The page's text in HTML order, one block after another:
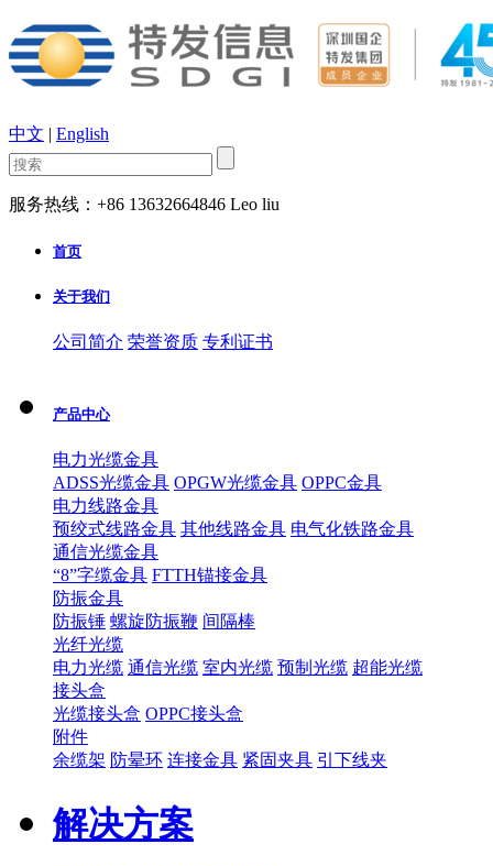
中文 | English
服务热线：+86 13632664846 Leo liu
首页
关于我们
公司简介 荣誉资质 专利证书
产品中心
电力光缆金具
ADSS光缆金具 OPGW光缆金具 OPPC金具
电力线路金具
预绞式线路金具 其他线路金具 电气化铁路金具
通信光缆金具
“8”字缆金具 FTTH锚接金具
防振金具
防振锤 螺旋防振鞭 间隔棒
光纤光缆
电力光缆 通信光缆 室内光缆 预制光缆 超能光缆
接头盒
光缆接头盒 OPPC接头盒
附件
余缆架 防晕环 连接金具 紧固夹具 引下线夹
解决方案